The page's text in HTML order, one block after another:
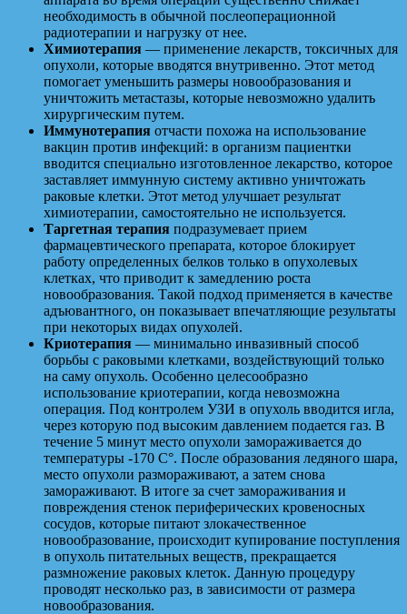
необходимость в обычной послеоперационной
радиотерапии и нагрузку от нее.
Химиотерапия — применение лекарств, токсичных для
опухоли, которые вводятся внутривенно. Этот метод
помогает уменьшить размеры новообразования и
уничтожить метастазы, которые невозможно удалить
хирургическим путем.
Иммунотерапия отчасти похожа на использование
вакцин против инфекций: в организм пациентки
вводится специально изготовленное лекарство, которое
заставляет иммунную систему активно уничтожать
раковые клетки. Этот метод улучшает результат
химиотерапии, самостоятельно не используется.
Таргетная терапия подразумевает прием
фармацевтического препарата, которое блокирует
работу определенных белков только в опухолевых
клетках, что приводит к замедлению роста
новообразования. Такой подход применяется в качестве
адъювантного, он показывает впечатляющие результаты
при некоторых видах опухолей.
Криотерапия — минимально инвазивный способ
борьбы с раковыми клетками, воздействующий только
на саму опухоль. Особенно целесообразно
использование криотерапии, когда невозможна
операция. Под контролем УЗИ в опухоль вводится игла,
через которую под высоким давлением подается газ. В
течение 5 минут место опухоли замораживается до
температуры -170 С°. После образования ледяного шара,
место опухоли размораживают, а затем снова
замораживают. В итоге за счет замораживания и
повреждения стенок периферических кровеносных
сосудов, которые питают злокачественное
новообразование, происходит купирование поступления
в опухоль питательных веществ, прекращается
размножение раковых клеток. Данную процедуру
проводят несколько раз, в зависимости от размера
новообразования.